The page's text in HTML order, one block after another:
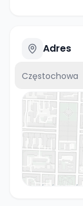
Adres
Częstochowa